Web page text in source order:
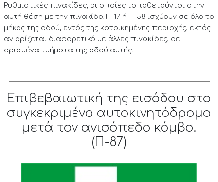
Ρυθμιστικές πινακίδες, οι οποίες τοποθετούνται στην
αυτή θέση με την πινακίδα Π-17 ή Π-58 ισχύουν σε όλο το
μήκος της οδού, εντός της κατοικημένης περιοχής, εκτός
αν ορίζεται διαφορετικό με άλλες πινακίδες, οε
ορισμένα τμήματα της οδού αυτής.
Επιβεβαιωτική της εισόδου στο
συγκεκριμένο αυτοκινητόδρομο
μετά τον ανισόπεδο κόμβο.
(Π-87)